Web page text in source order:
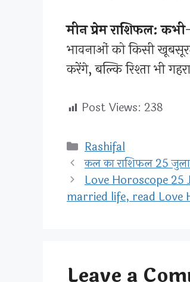
मीन प्रेम राशिफल: कभी
भावनाओं को किसी
करेंगे, बल्कि रिश्ता भी
Post Views: 238
Categories
Rashifal
कल का राशिफल 25
Love Horoscope
married life, read Love
Leave a